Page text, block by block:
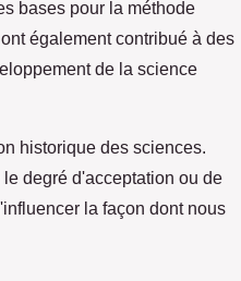
bases pour la méthode
également contribué à des
de la science
historique des sciences.
degré d'acceptation ou de
la façon dont nous